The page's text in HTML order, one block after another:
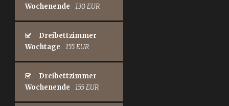
Wochenende
130 EUR
Dreibettzimmer
Wochtage
155 EUR
Dreibettzimmer
Wochenende
155 EUR